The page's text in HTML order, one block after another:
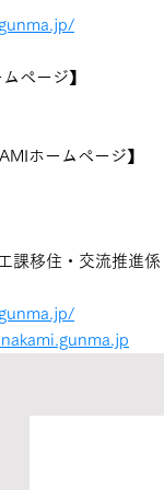
ページ】
ホームページ】
課移住・交流推進